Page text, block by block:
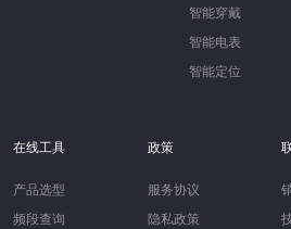
智能穿戴
智能电表
智能定位
在线工具
产品选型
频段查询
政策
服务协议
隐私政策